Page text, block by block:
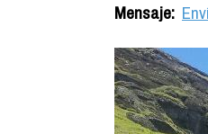
Mensaje: